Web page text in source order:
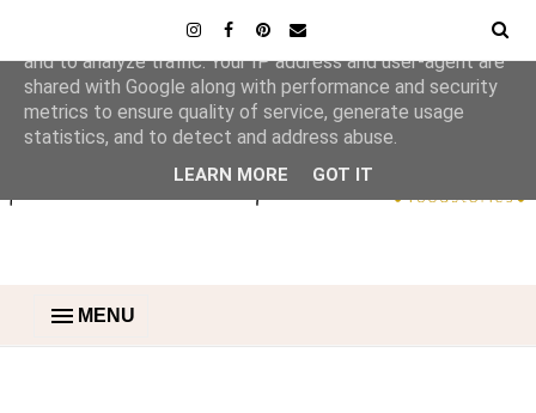
MENU
This site uses cookies from Google to deliver its services
and to analyze traffic. Your IP address and user-agent are
shared with Google along with performance and security
metrics to ensure quality of service, generate usage
statistics, and to detect and address abuse.
LEARN MORE GOT IT